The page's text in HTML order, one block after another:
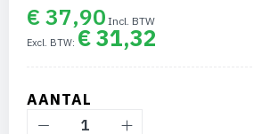
begin€ 37,90
€ 31,32
AANTAL